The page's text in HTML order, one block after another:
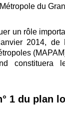
du
un rôle
2014, de
constituera
1 du plan